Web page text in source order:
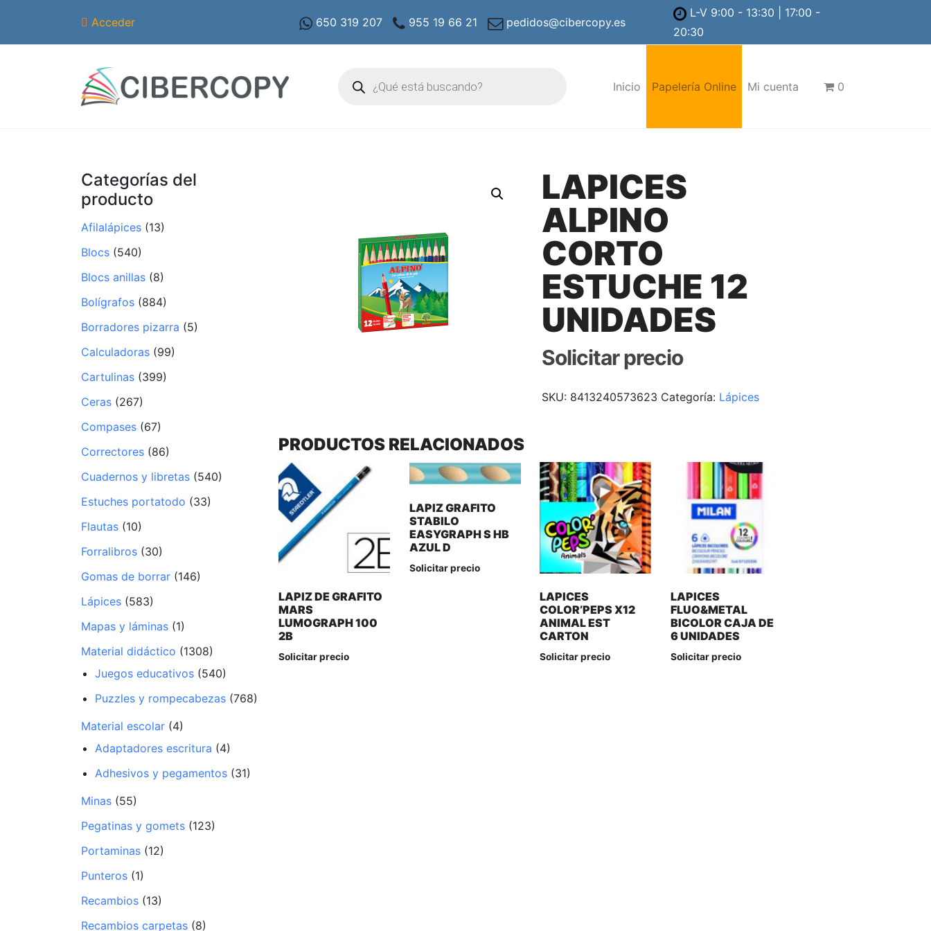
Acceder 650 319 207 955 19 66 21 pedidos@cibercopy.es
L-V 9:00 - 13:30 | 17:00 -
20:30
productos
Inicio Papelería Online Mi cuenta 0
Categorías del
producto
Afilalápices (13)
Blocs (540)
Blocs anillas (8)
Bolígrafos (884)
Borradores pizarra (5)
Calculadoras (99)
Cartulinas (399)
Ceras (267)
Compases (67)
Correctores (86)
Cuadernos y libretas (540)
Estuches portatodo (33)
Flautas (10)
Forralibros (30)
Gomas de borrar (146)
Lápices (583)
Mapas y láminas (1)
Material didáctico (1308)
Juegos educativos (540)
Puzzles y rompecabezas (768)
Material escolar (4)
Adaptadores escritura (4)
Adhesivos y pegamentos (31)
Minas (55)
Pegatinas y gomets (123)
Portaminas (12)
Punteros (1)
Recambios (13)
Recambios carpetas (8)
LAPICES
ALPINO
CORTO
ESTUCHE 12
UNIDADES
Solicitar precio
SKU: 8413240573623 Categoría: Lápices
PRODUCTOS RELACIONADOS
LAPIZ DE GRAFITO
MARS
LUMOGRAPH 100
2B
Solicitar precio
LAPIZ GRAFITO
STABILO
EASYGRAPH S HB
AZUL D
Solicitar precio
LAPICES
COLOR’PEPS X12
ANIMAL EST
CARTON
Solicitar precio
LAPICES
FLUO&METAL
BICOLOR CAJA DE
6 UNIDADES
Solicitar precio